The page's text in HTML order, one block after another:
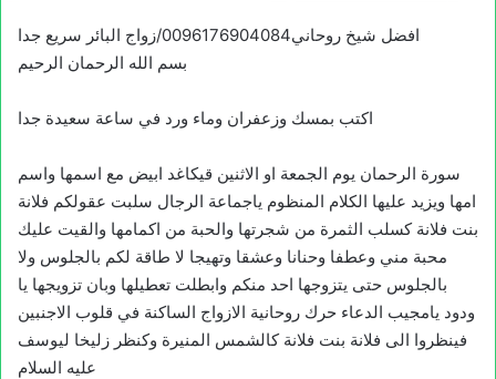
افضل شيخ روحاني0096176904084/زواج البائر سريع جدا
بسم الله الرحمان الرحيم
اكتب بمسك وزعفران وماء ورد في ساعة سعيدة جدا
سورة الرحمان يوم الجمعة او الاثنين قيكاغد ابيض مع اسمها واسم
امها ويزيد عليها الكلام المنظوم ياجماعة الرجال سلبت عقولكم فلانة
بنت فلانة كسلب الثمرة من شجرتها والحبة من اكمامها والقيت عليك
محبة مني وعطفا وحنانا وعشقا وتهيجا لا طاقة لكم بالجلوس ولا
بالجلوس حتى يتزوجها احد منكم وابطلت تعطيلها وبان تزويجها يا
ودود يامجيب الدعاء حرك روحانية الازواج الساكنة في قلوب الاجنبين
فينظروا الى فلانة بنت فلانة كالشمس المنيرة وكنظر زليخا ليوسف
عليه السلام